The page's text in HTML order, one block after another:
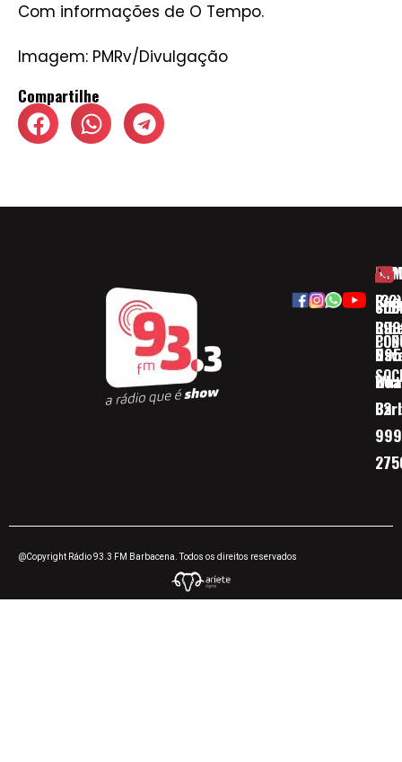
Com informações de O Tempo.
Imagem: PMRv/Divulgação
Compartilhe
(32)
32
@Copyright Rádio 93.3 FM Barbacena. Todos os direitos reservados